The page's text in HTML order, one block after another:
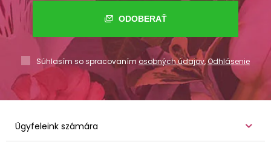
ODOBERAŤ
Súhlasím so spracovaním osobných údajov,Odhlásenie
Ügyfeleink számára